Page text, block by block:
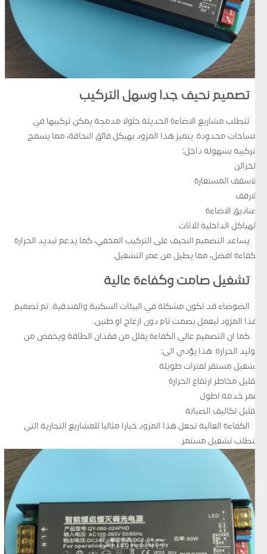
تصميم نحيف جدا وسهل التركيب
تتطلب مشاريع الاضاءة الحديثة حلولا مدمجة يمكن تركيبها في
مساحات محدودة. يتميز هذا المزود بهيكل فائق النحافة، مما يسمح
بتركيبه بسهولة داخل:
الخزائن
الاسقف المستعارة
الارفف
صناديق الاضاءة
الهياكل الداخلية للاثاث
يساعد التصميم النحيف على التركيب المخفي، كما يدعم تبديد الحرارة
بكفاءة افضل، مما يطيل من عمر التشغيل.
تشغيل صامت وكفاءة عالية
الضوضاء قد تكون مشكلة في البيئات السكنية والفندقية. تم تصميم
هذا المزود ليعمل بصمت تام دون ازعاج او طنين.
كما ان التصميم عالي الكفاءة يقلل من فقدان الطاقة ويخفض من
توليد الحرارة. هذا يؤدي الى:
تشغيل مستقر لفترات طويلة
تقليل مخاطر ارتفاع الحرارة
عمر خدمة اطول
تقليل تكاليف الصيانة
الكفاءة العالية تجعل هذا المزود خيارا مثاليا للمشاريع التجارية التي
تتطلب تشغيل مستمر.